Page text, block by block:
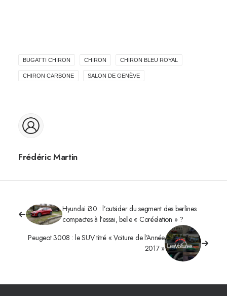
BUGATTI CHIRON CHIRON CHIRON BLEU ROYAL
CHIRON CARBONE SALON DE GENÈVE
Frédéric Martin
Hyundai i30 : l’outsider du segment des berlines
compactes à l’essai, belle « Coréelation » ?
Peugeot 3008 : le SUV titré « Voiture de l’Année
2017 »